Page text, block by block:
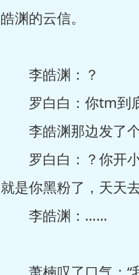
皓渊的云信。
李皓渊：？
罗白白：你tm到底
李皓渊那边发了个
罗白白：？你开小
就是你黑粉了，天天
李皓渊：……